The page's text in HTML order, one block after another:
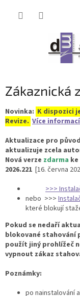
Zákaznická
Novinka: K dispozici
Revize. Více
Aktualizace pro
aktualizuje zcela
Nová verze zdarma
2026.221 [16. června
>>>
nebo >>>
které blokují
Pokud se nedaří
blokované stahování
použít jiný prohlížeč
vypnout zákaz
Poznámky:
po nainstalování